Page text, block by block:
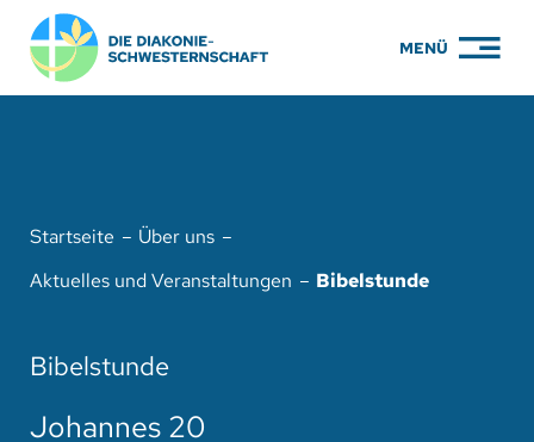
Zum
Inhalt
springen
MENÜ
KARRIERE
ÜBER UNS
ENGAGEMENT
Startseite
Über uns
Aktuelles und Veranstaltungen
Bibelstunde
Bibelstunde
Johannes 20